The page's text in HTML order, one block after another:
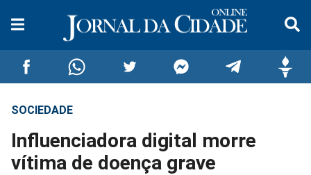
Compartilhar
no
Compartilhar
no
no
no
no
SOCIEDADE
Influenciadora digital morre
vítima de doença grave